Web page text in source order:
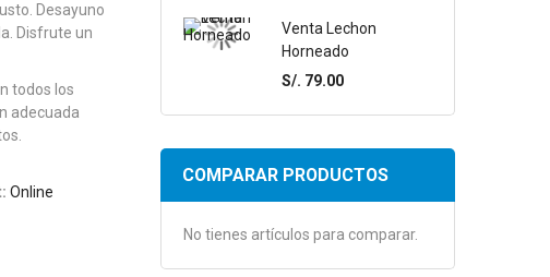
Desayuno
Disfrute un
todos los
adecuada
Online
Venta Lechon
Horneado
S/. 79.00
COMPARAR PRODUCTOS
No tienes artículos para comparar.